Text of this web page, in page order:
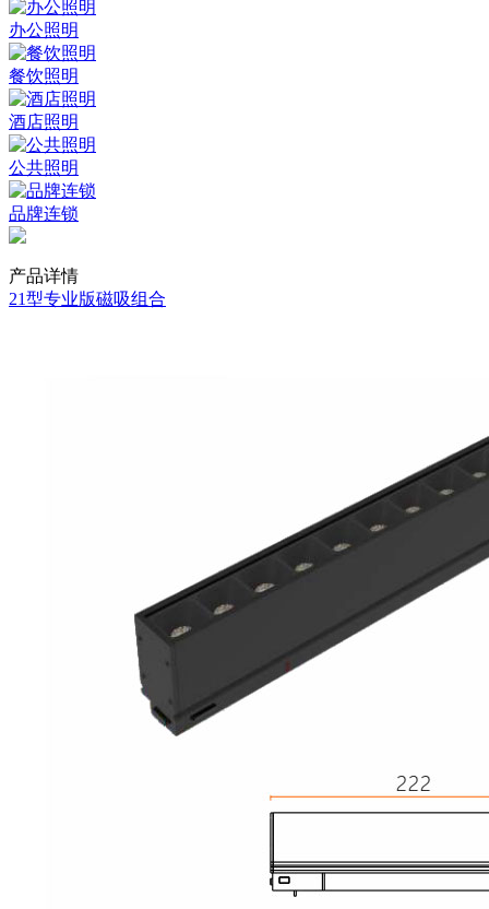
办公照明
餐饮照明
酒店照明
公共照明
品牌连锁
产品详情
21型专业版磁吸组合